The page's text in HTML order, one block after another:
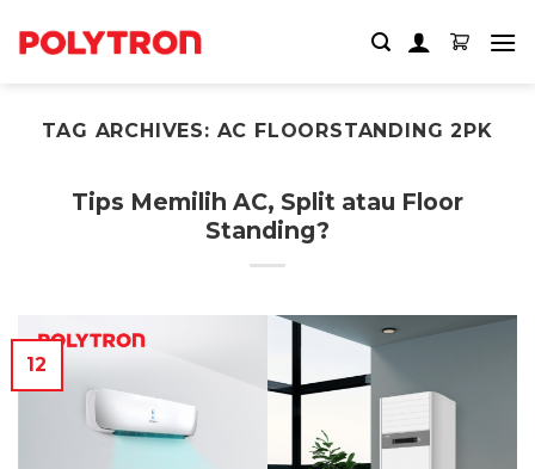
TAG ARCHIVES: AC FLOORSTANDING 2PK
Tips Memilih AC, Split atau Floor
Standing?
12